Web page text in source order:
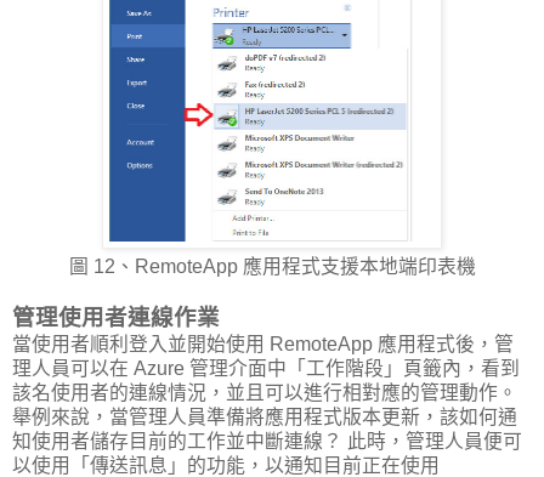
圖 12、RemoteApp 應用程式支援本地端印表機
管理使用者連線作業
當使用者順利登入並開始使用 RemoteApp 應用程式後，管
理人員可以在 Azure 管理介面中「工作階段」頁籤內，看到
該名使用者的連線情況，並且可以進行相對應的管理動作。
舉例來說，當管理人員準備將應用程式版本更新，該如何通
知使用者儲存目前的工作並中斷連線？ 此時，管理人員便可
以使用「傳送訊息」的功能，以通知目前正在使用